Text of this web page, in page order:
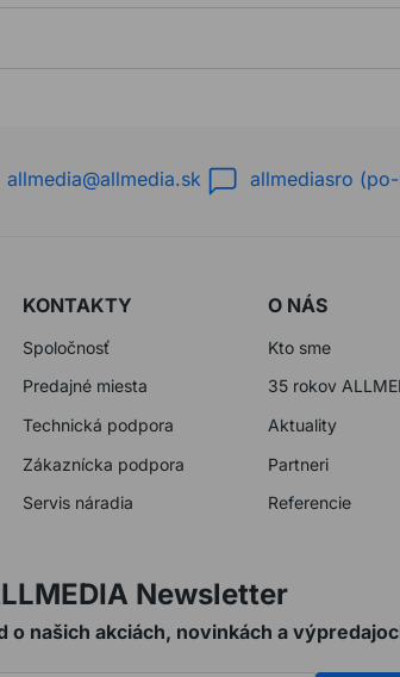
allmedia@allmedia.sk allmediasro
KONTAKTY
Spoločnosť
Predajné miesta
Technická podpora
Zákaznícka podpora
Servis náradia
O NÁS
Kto sme
35 rokov
Aktuality
Partneri
Referencie
Newsletter
o našich akciách, novinkách a